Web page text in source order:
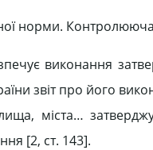
норми.
виконання
звіт про його
міста…
[2, ст. 143].